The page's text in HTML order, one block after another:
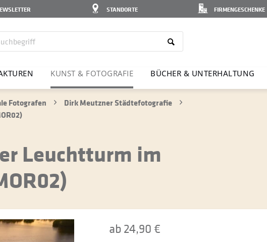
FIRMENGESCHENKE
STANDORTE
KUNST & FOTO­GRAFIE BÜCHER & UNTER­HAL­TUNG
Fotografen
Dirk Meutzner Städtefotografie
Leuchtturm im
ab 24,90 €